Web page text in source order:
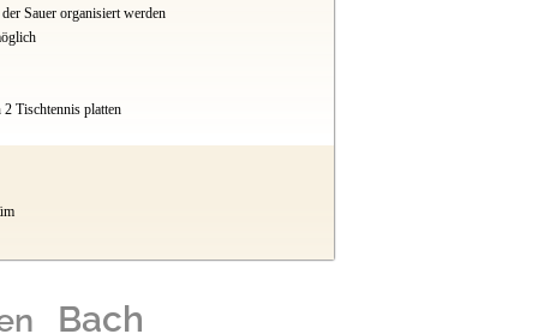
Sauer organisiert werden
Tischtennis platten
Bach